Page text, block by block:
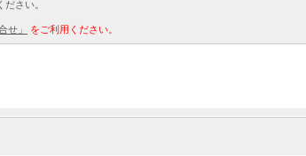
さい。
せ」 をご利用ください。